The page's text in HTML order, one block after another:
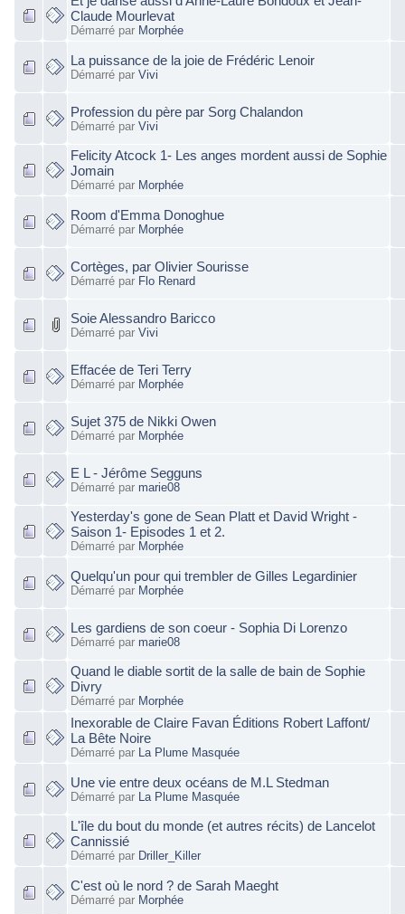
Claude Mourlevat
Démarré par Morphée
La puissance de la joie de Frédéric Lenoir
Démarré par Vivi
Profession du père par Sorg Chalandon
Démarré par Vivi
Felicity Atcock 1- Les anges mordent aussi de Sophie
Jomain
Démarré par Morphée
Room d'Emma Donoghue
Démarré par Morphée
Cortèges, par Olivier Sourisse
Démarré par Flo Renard
Soie Alessandro Baricco
Démarré par Vivi
Effacée de Teri Terry
Démarré par Morphée
Sujet 375 de Nikki Owen
Démarré par Morphée
E L - Jérôme Segguns
Démarré par marie08
Yesterday's gone de Sean Platt et David Wright -
Saison 1- Episodes 1 et 2.
Démarré par Morphée
Quelqu'un pour qui trembler de Gilles Legardinier
Démarré par Morphée
Les gardiens de son coeur - Sophia Di Lorenzo
Démarré par marie08
Quand le diable sortit de la salle de bain de Sophie
Divry
Démarré par Morphée
Inexorable de Claire Favan Éditions Robert Laffont/
La Bête Noire
Démarré par La Plume Masquée
Une vie entre deux océans de M.L Stedman
Démarré par La Plume Masquée
L'île du bout du monde (et autres récits) de Lancelot
Cannissié
Démarré par Driller_Killer
C'est où le nord ? de Sarah Maeght
Démarré par Morphée